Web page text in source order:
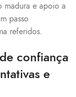
madura e apoio a
passo
referidos.
confiança
e